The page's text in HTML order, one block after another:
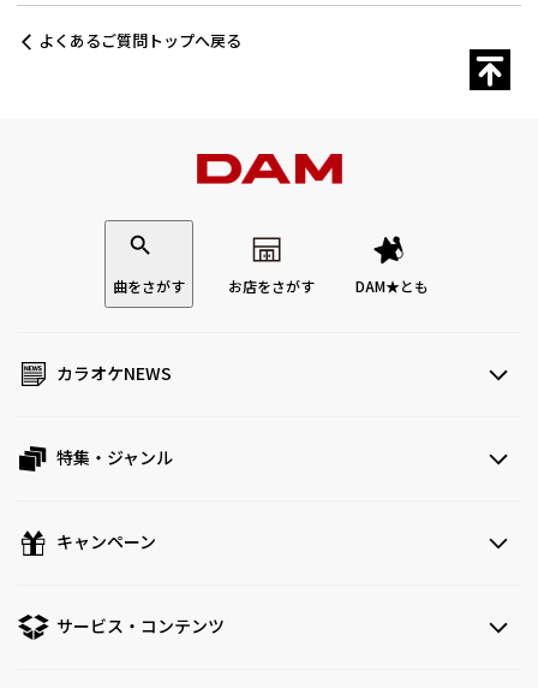
よくあるご質問トップへ戻る
曲をさがす お店をさがす DAM★とも
カラオケNEWS
特集・ジャンル
キャンペーン
サービス・コンテンツ